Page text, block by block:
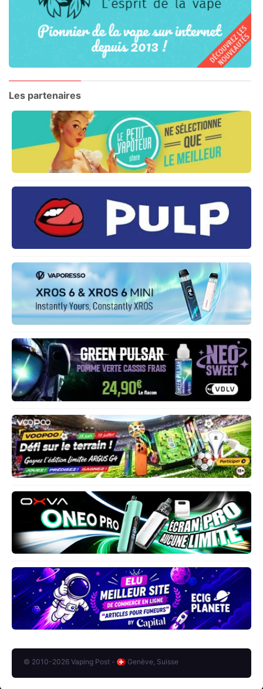
Les partenaires
© 2010-2026 Vaping Post - Genève, Suisse